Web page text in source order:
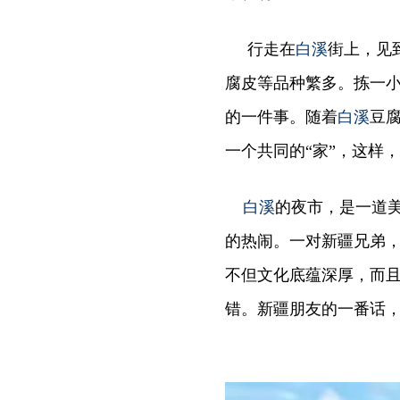
行走在白溪街上，见
腐皮等品种繁多。拣一
的一件事。随着白溪豆
一个共同的“家”，这样
白溪的夜市，是一道
的热闹。一对新疆兄弟
不但文化底蕴深厚，而
错。新疆朋友的一番话